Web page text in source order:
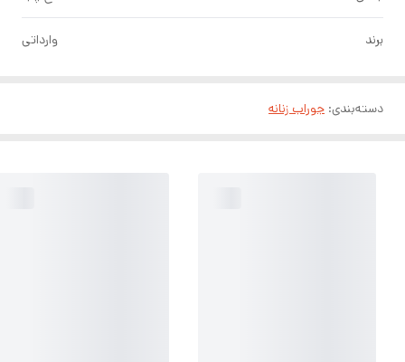
برند وارداتی
دسته‌بندی: جوراب زنانه